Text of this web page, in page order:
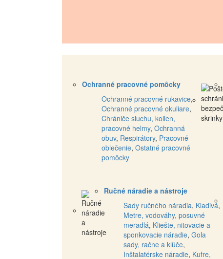
Ochranné pracovné pomôcky
Ochranné pracovné rukavice,
Ochranné pracovné okuliare,
Chrániče sluchu, kolien,
pracovné helmy, Ochranná
obuv, Respirátory, Pracovné
oblečenie, Ostatné pracovné
pomôcky
Ručné náradie a nástroje
Sady ručného náradia, Kladivá,
Metre, vodováhy, posuvné
meradlá, Kliešte, nitovacie a
sponkovacie náradie, Gola
sady, račne a kľúče,
Inštalatérske náradie, Kufre,